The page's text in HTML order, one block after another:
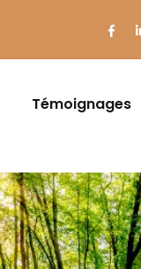
Témoignages